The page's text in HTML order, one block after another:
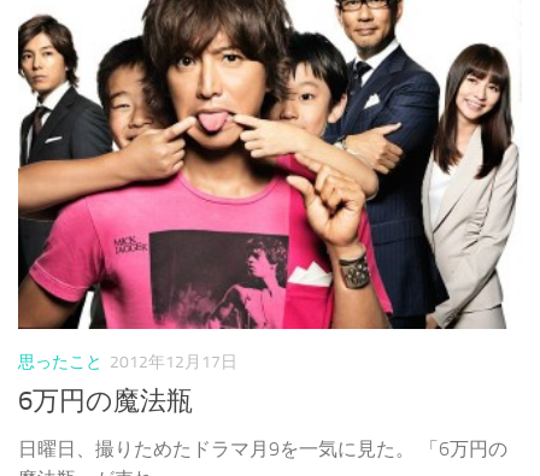
思ったこと 2012年12月17日
6万円の魔法瓶
日曜日、撮りためたドラマ月9を一気に見た。 「6万円の